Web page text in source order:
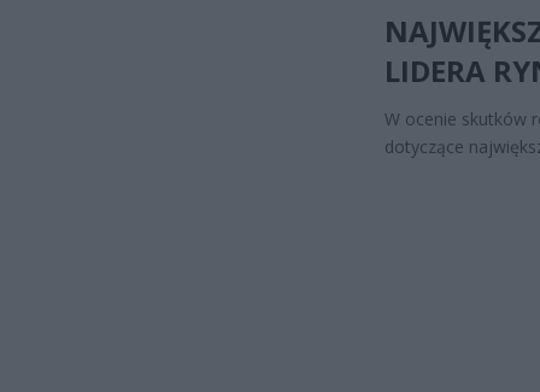
LIDERA
W ocenie skutków
dotyczące